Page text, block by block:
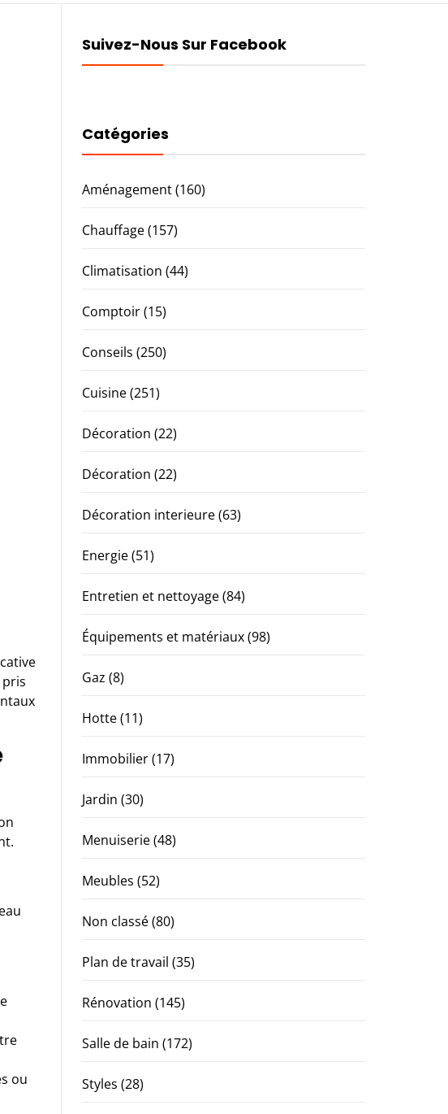
ou
Suivez-Nous Sur Facebook
Catégories
Aménagement(160)
Chauffage(157)
Climatisation (44)
Comptoir(15)
Conseils (250)
Cuisine(251)
Décoration (22)
Décoration (22)
Décoration interieure(63)
Energie(51)
Entretien et nettoyage(84)
Équipements et matériaux(98)
Gaz (8)
Hotte(11)
Immobilier(17)
Jardin (30)
Menuiserie(48)
Meubles (52)
Non classé(80)
Plan de travail (35)
Rénovation (145)
Salle de bain (172)
Styles (28)